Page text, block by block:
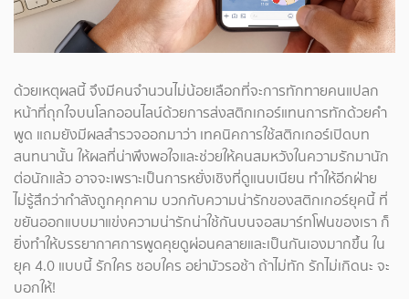
ด้วยเหตุผลนี้ จึงมีคนจำนวนไม่น้อยเลือกที่จะการทักทายคนแปลก
หน้าที่ถุกใจบนโลกออนไลน์ด้วยการส่งสติกเกอร์แทนการทักด้วยคำ
พูด แถมยังมีผลสำรวจออกมาว่า เทคนิคการใช้สติกเกอร์เปิดบท
สนทนานั้น ให้ผลที่น่าพึงพอใจและช่วยให้คนสมหวังในความรักมานัก
ต่อนักแล้ว อาจจะเพราะเป็นการหยั่งเชิงที่ดูแนบเนียน ทำให้อีกฝ่าย
ไม่รู้สึกว่ากำลังถูกคุกคาม บวกกับความน่ารักของสติกเกอร์ยุคนี้ ที่
ขยันออกแบบมาแข่งความน่ารักน่าใช้กันบนจอสมาร์ทโฟนของเรา ก็
ยิ่งทำให้บรรยากาศการพูดคุยดูผ่อนคลายและเป็นกันเองมากขึ้น ใน
ยุค 4.0 แบบนี้ รักใคร ชอบใคร อย่ามัวรอช้า ถ้าไม่ทัก รักไม่เกิดนะ จะ
บอกให้!